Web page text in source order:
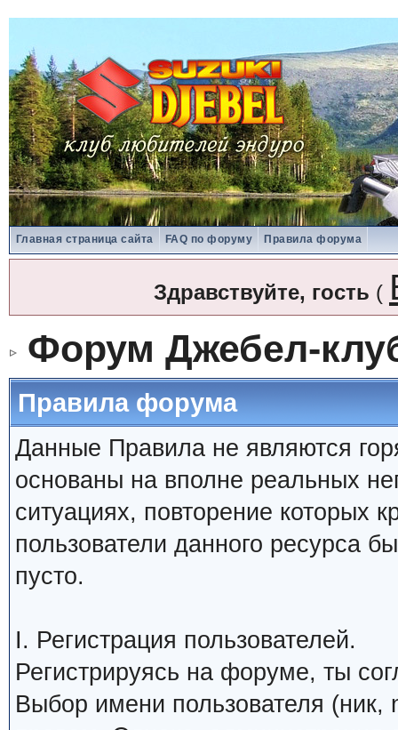
Главная страница сайта FAQ по форуму Правила форума
Здравствуйте, гость (
Форум Джебел-
Правила форума
Данные Правила не являются
основаны на вполне реальных
ситуациях, повторение которых
пользователи данного ресурса
пусто.
I. Регистрация пользователей.
Регистрируясь на форуме, ты
Выбор имени пользователя (ник,